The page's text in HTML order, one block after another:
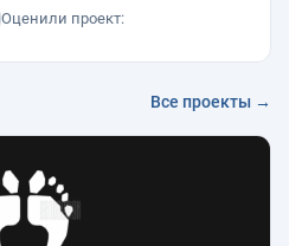
Оценили проект:
Все проекты →